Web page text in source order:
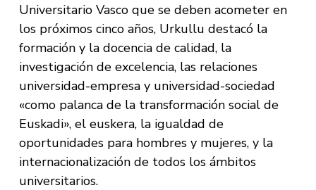
Universitario Vasco que se deben acometer en
los próximos cinco años, Urkullu destacó la
formación y la docencia de calidad, la
investigación de excelencia, las relaciones
universidad-empresa y universidad-sociedad
«como palanca de la transformación social de
Euskadi», el euskera, la igualdad de
oportunidades para hombres y mujeres, y la
internacionalización de todos los ámbitos
universitarios.